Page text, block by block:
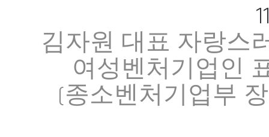
김자원 대표 자랑스
여성벤처기업인
(종소벤처기업부